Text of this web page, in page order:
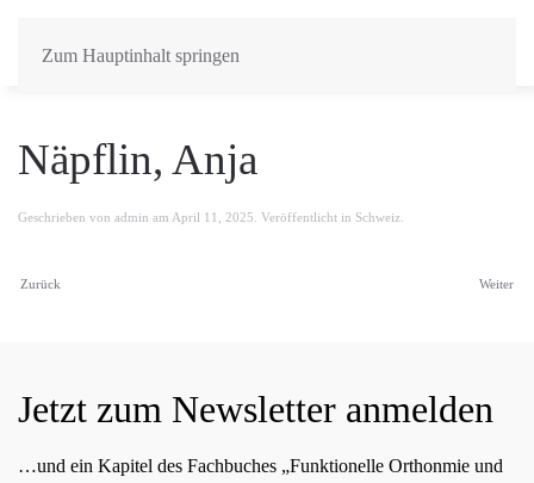
Zum Hauptinhalt springen
Näpflin, Anja
Geschrieben von admin am April 11, 2025. Veröffentlicht in Schweiz.
Zurück Weiter
Jetzt zum Newsletter anmelden
…und ein Kapitel des Fachbuches „Funktionelle Orthonmie und